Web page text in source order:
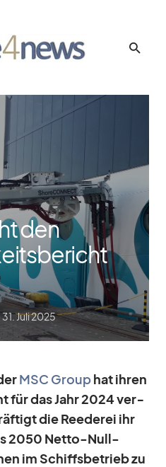
den
31. Juli 2025
MSC Grouphat ih­ren
für das Jahr 2024 ver­
die Ree­de­rei ihr
2050 Netto-Null-
im Schiffs­be­trieb zu